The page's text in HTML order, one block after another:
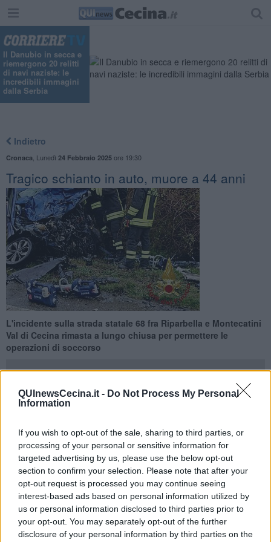
QUInewsCecina.it - Do Not Process My Personal
Information
If you wish to opt-out of the sale, sharing to third parties, or
processing of your personal or sensitive information for
targeted advertising by us, please use the below opt-out
section to confirm your selection. Please note that after your
opt-out request is processed you may continue seeing
interest-based ads based on personal information utilized by
us or personal information disclosed to third parties prior to
your opt-out. You may separately opt-out of the further
disclosure of your personal information by third parties on the
Il Danubio in secca e
riemergono 20 relitti
di navi naziste: le
incredibili immagini
dalla Serbia
Indietro
Cronaca Lunedì 24 Febbraio 2025ore 19:30
Tragico schianto in auto, muore a 44 anni
L'incidente sulla strada statale 68 fra Riparbella e Montecatini
Val di Cecina rimasta a lungo chiusa per permettere le
operazioni di soccorso
dello scontro frontale che stamani ha coinvolto un camion
autoarticolato per trasporto di materiale inerte e due auto sulla
strada statale 68 fra Riparbella e Montecatini Val di Cecina, nel
Pisano.
L'incidente mortale è avvenuto poco dopo le 8,40. A perdere la vita
è statoMaurizio Franchi, 44 anni di Vada, mentre procedeva a
bordo della sua auto e che stando ad una prima ricostruzione della
dinamica ha sbandato contro il mezzo pesante. Quest'ultimo
sterzando avrebbe urtato un'altra auto con due donne che sono